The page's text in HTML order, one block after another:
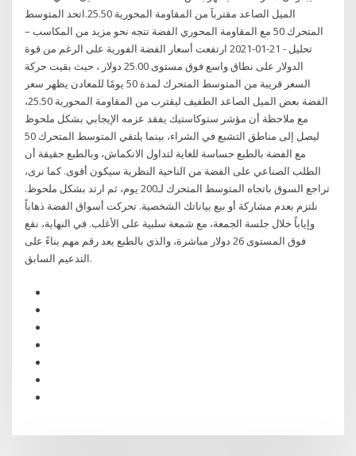
الميل الصاعد مقتربآ من المقاومة المحورية 25.50.اتحد المتوسط
المتحرك 50 مع المقاومة المحوري الفضة تتجه نحو مزيد من المكاسب –
تحليل - 21-01-2021 ارتفعت أسعار الفضة الفورية على الرغم من قوة
الدولار على نطاق واسع فوق مستوى 25.00 دولار ، حيث بقيت حركة
السعر قريبة من المتوسط المتحرك لمدة 50 يومًا للمعادن يظهر سعر
الفضة بعض الميل الصاعد الطفيف ليقترب من المقاومة المحورية 25.50،
مع ملاحظة أن مؤشر ستوكاستيك يفقد عزمه الإيجابي بشكل ملحوظ
ليصل إلى مناطق التشبع في الشراء، بينما يلتقي المتوسط المتحرك 50
مع الفضة بالطبع حساسة للغاية لتداول الانكماش، وبالطبع حقيقة أن
الطلب الصناعي على الفضة من الناحية النظرية سيكون أقوى. كما نرى،
تراجع السوق باتجاه المتوسط المتحرك لـ200 يوم، ثم ارتد بشكل ملحوظ.
نلتزم بعدم مشاركة أو بيع بياناتك الشخصية. تحركت أسواق الفضة ذهاباً
وإياباً خلال جلسة الجمعة، مع شمعة سلبية على الأغلب. في النهاية، نقع
فوق المستوى 26 دولار مباشرة، والذي بالطبع يعد رقم مهم بناءً على
التدعيم السابق.